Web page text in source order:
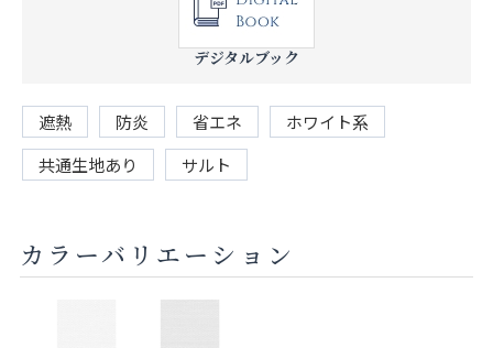
デジタルブック
遮熱 防炎 省エネ
ホワイト系
共通生地あり
サルト
カラーバリエーション